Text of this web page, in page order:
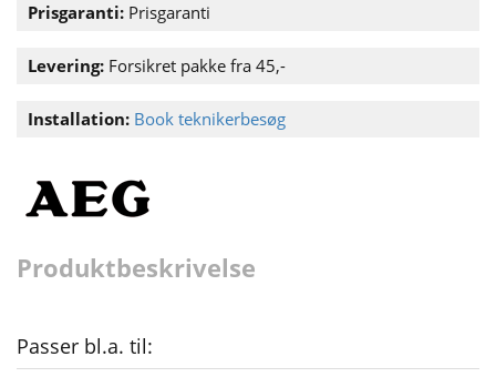
Prisgaranti: Prisgaranti
Levering: Forsikret pakke fra 45,-
Installation: Book teknikerbesøg
Produktbeskrivelse
Passer bl.a. til: